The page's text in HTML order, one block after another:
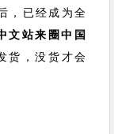
，已经成为全
文站来圈中国
货，没货才会